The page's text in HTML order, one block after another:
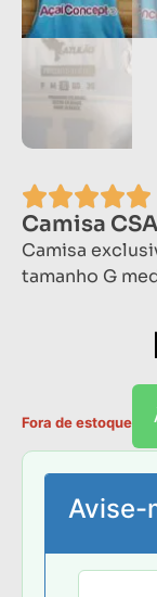
Camisa
Camisa
tamanho G
Fora de estoque
Avise-